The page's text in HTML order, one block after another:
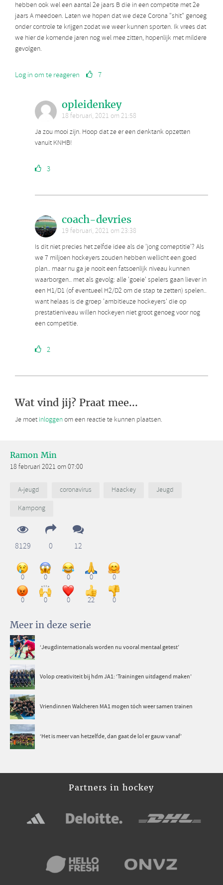
hebben ook wel een aantal 2e jaars B die in een competite met 2e
jaars A meedoen. Laten we hopen dat we deze Corona "shit" genoeg
onder controle te krijgen zodat we weer kunnen sporten. Ik vrees dat
we hier de komende jaren nog wel mee zitten, hopenlijk met mildere
gevolgen.
Log in om te reageren 7
opleidenkey
18 februari, 2021 om 21:58
Ja zou mooi zijn. Hoop dat ze er een denktank opzetten
vanuit KNHB!
3
coach-devries
19 februari, 2021 om 23:38
Is dit niet precies het zelfde idee als de 'jong comeptitie'? Als
we 7 miljoen hockeyers zouden hebben wellicht een goed
plan.. maar nu ga je nooit een fatsoenlijk niveau kunnen
waarborgen.. met als gevolg: alle 'goeie' spelers gaan liever in
een H1/D1 (of eventueel H2/D2 om de stap te zetten) spelen..
want helaas is de groep 'ambitieuze hockeyers' die op
prestatieniveau willen hockeyen niet groot genoeg voor nog
een competitie.
2
Wat vind jij? Praat mee...
Je moet inloggenom een reactie te kunnen plaatsen.
Ramon Min
18 februari 2021 om 07:00
A-jeugd coronavirus Haackey
Jeugd
Kampong
8129 0 12
0 0 0 0 0
0 0 0 22 0
Meer in deze serie
‘Jeugdinternationals worden nu vooral mentaal getest’
Volop creativiteit bij hdm JA1: ‘Trainingen uitdagend maken’
Vriendinnen Walcheren MA1 mogen tóch weer samen trainen
‘Het is meer van hetzelfde, dan gaat de lol er gauw vanaf’
Partners in hockey